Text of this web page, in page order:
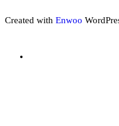
Created with Enwoo